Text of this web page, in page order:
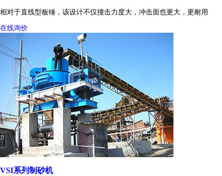
相对于直线型板锤，该设计不仅撞击力度大，冲击面也更大，更耐用
在线询价
VSI系列制砂机